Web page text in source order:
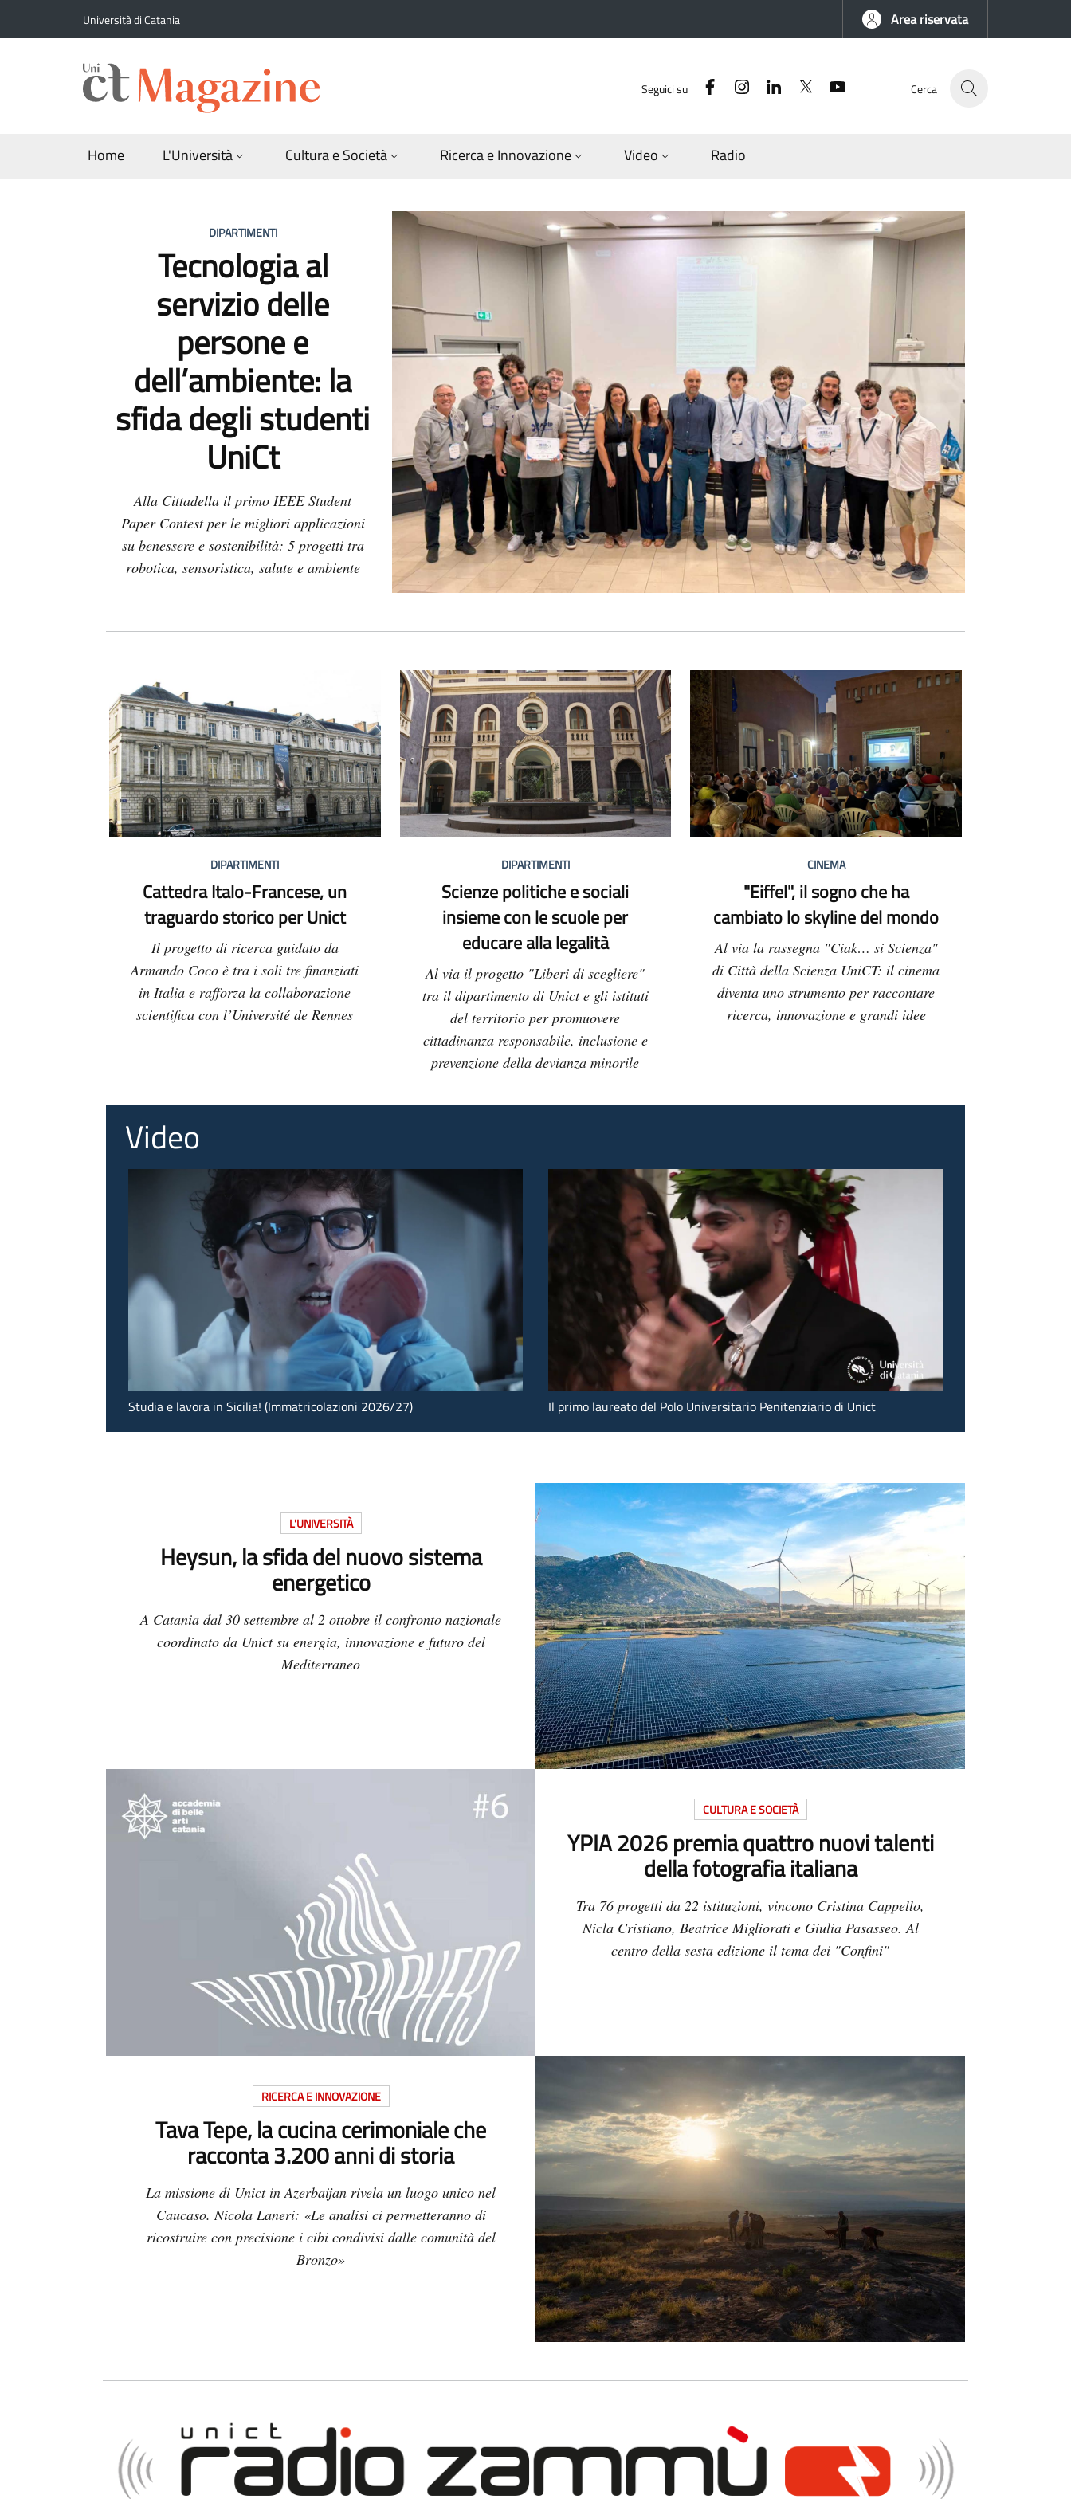
Università di Catania Area riservata
Seguici su FacebookInstagramLinkedinTwitter Cerca
Home L'Università Cultura e Società Ricerca e Innovazione Video Radio
DIPARTIMENTI
Tecnologia al
servizio delle
persone e
dell’ambiente: la
sfida degli studenti
UniCt
Alla Cittadella il primo IEEE Student
Paper Contest per le migliori applicazioni
su benessere e sostenibilità: 5 progetti tra
robotica, sensoristica, salute e ambiente
DIPARTIMENTI
Cattedra Italo-Francese, un
traguardo storico per Unict
Il progetto di ricerca guidato da
Armando Coco è tra i soli tre finanziati
in Italia e rafforza la collaborazione
scientifica con l’Université de Rennes
DIPARTIMENTI
Scienze politiche e sociali
insieme con le scuole per
educare alla legalità
Al via il progetto "Liberi di scegliere"
tra il dipartimento di Unict e gli istituti
del territorio per promuovere
cittadinanza responsabile, inclusione e
prevenzione della devianza minorile
CINEMA
"Eiffel", il sogno che ha
cambiato lo skyline del mondo
Al via la rassegna "Ciak… si Scienza"
di Città della Scienza UniCT: il cinema
diventa uno strumento per raccontare
ricerca, innovazione e grandi idee
Video
Studia e lavora in Sicilia! (Immatricolazioni 2026/27) Il primo laureato del Polo Universitario Penitenziario di Unict
L'UNIVERSITÀ
Heysun, la sfida del nuovo sistema
energetico
A Catania dal 30 settembre al 2 ottobre il confronto nazionale
coordinato da Unict su energia, innovazione e futuro del
Mediterraneo
CULTURA E SOCIETÀ
YPIA 2026 premia quattro nuovi talenti
della fotografia italiana
Tra 76 progetti da 22 istituzioni, vincono Cristina Cappello,
Nicla Cristiano, Beatrice Migliorati e Giulia Pasasseo. Al
centro della sesta edizione il tema dei "Confini"
RICERCA E INNOVAZIONE
Tava Tepe, la cucina cerimoniale che
racconta 3.200 anni di storia
La missione di Unict in Azerbaijan rivela un luogo unico nel
Caucaso. Nicola Laneri: «Le analisi ci permetteranno di
ricostruire con precisione i cibi condivisi dalle comunità del
Bronzo»